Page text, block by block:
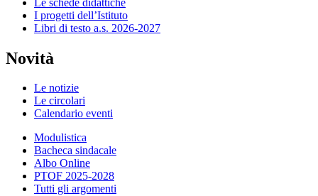
I progetti dell’Istituto
Libri di testo a.s. 2026-2027
Novità
Le notizie
Le circolari
Calendario eventi
Modulistica
Bacheca sindacale
Albo Online
PTOF 2025-2028
Tutti gli argomenti